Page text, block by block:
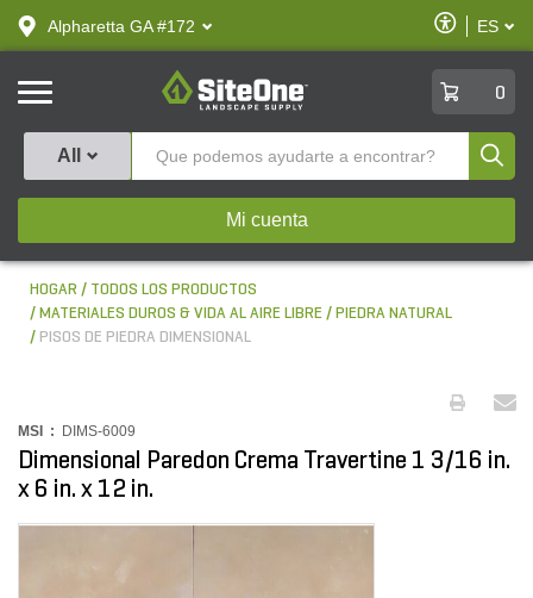
text.skipToContent
text.skipToNavigation
Alpharetta GA #172
Habilitar
ES
SiteOne
0
All
Mi cuenta
HOGAR
TODOS LOS PRODUCTOS
MATERIALES DUROS & VIDA AL AIRE LIBRE
PIEDRA NATURAL
PISOS DE PIEDRA DIMENSIONAL
MSI : DIMS-6009
Dimensional Paredon Crema Travertine 1 3/16 in.
x 6 in. x 12 in.